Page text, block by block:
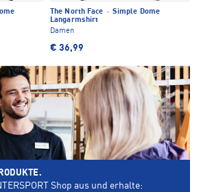
The North Face · Simple Dome
Langarmshirt
Damen
€ 36,99
Shop aus und erhalte: